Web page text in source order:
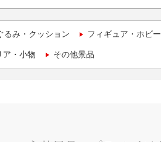
るみ・クッション フィギュア・ホビー
ア・小物 その他景品